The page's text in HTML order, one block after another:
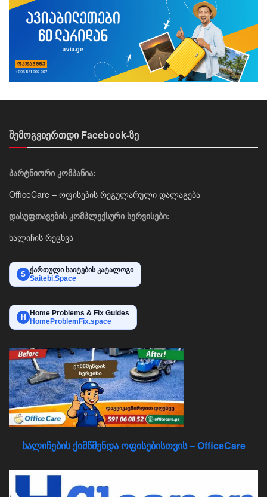
შემოგვიერთდი Facebook-ზე
პარტნიორი კომპანია:
OfficeCare – ოფისების რეგულარული დალაგება
დასუფთავების კომპლექსური სერვისები:
ხალიჩის რეცხვა
S ქართული საიტების კატალოგი
Saitebi.Space
H
Home Problems & Fix Guides
HomeProblemFix.space
ხალიჩების ქიმწმენდა ოფისებისთვის – OfficeCare